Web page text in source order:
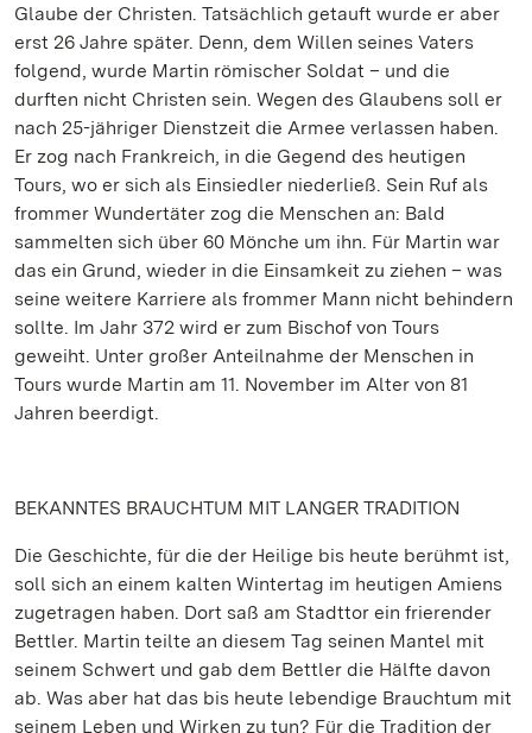
Glaube der Christen. Tatsächlich getauft wurde er aber
erst 26 Jahre später. Denn, dem Willen seines Vaters
folgend, wurde Martin römischer Soldat – und die
durften nicht Christen sein. Wegen des Glaubens soll er
nach 25-jähriger Dienstzeit die Armee verlassen haben.
Er zog nach Frankreich, in die Gegend des heutigen
Tours, wo er sich als Einsiedler niederließ. Sein Ruf als
frommer Wundertäter zog die Menschen an: Bald
sammelten sich über 60 Mönche um ihn. Für Martin war
das ein Grund, wieder in die Einsamkeit zu ziehen – was
seine weitere Karriere als frommer Mann nicht behindern
sollte. Im Jahr 372 wird er zum Bischof von Tours
geweiht. Unter großer Anteilnahme der Menschen in
Tours wurde Martin am 11. November im Alter von 81
Jahren beerdigt.
BEKANNTES BRAUCHTUM MIT LANGER TRADITION
Die Geschichte, für die der Heilige bis heute berühmt ist,
soll sich an einem kalten Wintertag im heutigen Amiens
zugetragen haben. Dort saß am Stadttor ein frierender
Bettler. Martin teilte an diesem Tag seinen Mantel mit
seinem Schwert und gab dem Bettler die Hälfte davon
ab. Was aber hat das bis heute lebendige Brauchtum mit
seinem Leben und Wirken zu tun? Für die Tradition der